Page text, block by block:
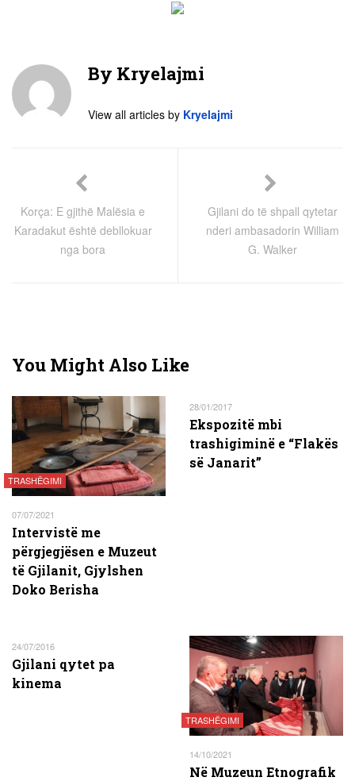
By Kryelajmi
View all articles by Kryelajmi
Korça: E gjithë Malësia e
Karadakut është debllokuar
nga bora
Gjilani do të shpall qytetar
nderi ambasadorin William
G. Walker
You Might Also Like
TRASHËGIMI
07/07/2021
Intervistë me
përgjegjësen e Muzeut
të Gjilanit, Gjylshen
Doko Berisha
28/01/2017
Ekspozitë mbi
trashigiminë e “Flakës
së Janarit”
24/07/2016
Gjilani qytet pa
kinema
TRASHËGIMI
14/10/2021
Në Muzeun Etnografik